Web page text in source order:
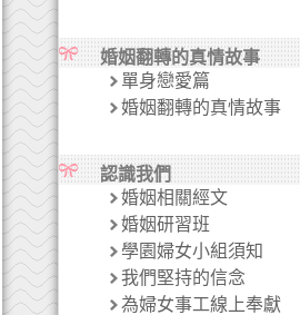
婚姻翻轉的真情故事
單身戀愛篇
婚姻翻轉的真情故事
認識我們
婚姻相關經文
婚姻研習班
學園婦女小組須知
我們堅持的信念
為婦女事工線上奉獻